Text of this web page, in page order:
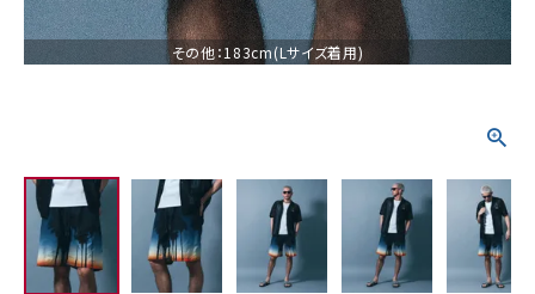
その他：183cm(Lサイズ着用)